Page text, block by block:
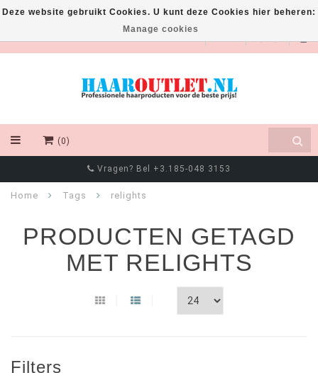
EUR
(0)
Vragen? Bel +3.185-048 3153
Home Tags relights
PRODUCTEN GETAGD
MET RELIGHTS
Filters
Deze website gebruikt Cookies. U kunt deze Cookies hier beheren:
Manage cookies